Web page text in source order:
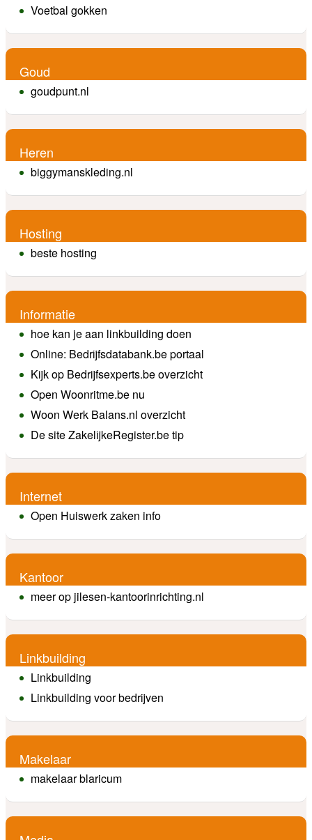
Voetbal gokken
Goud
goudpunt.nl
Heren
biggymanskleding.nl
Hosting
beste hosting
Informatie
hoe kan je aan linkbuilding doen
Online: Bedrijfsdatabank.be portaal
Kijk op Bedrijfsexperts.be overzicht
Open Woonritme.be nu
Woon Werk Balans.nl overzicht
De site ZakelijkeRegister.be tip
Internet
Open Huiswerk zaken info
Kantoor
meer op jilesen-kantoorinrichting.nl
Linkbuilding
Linkbuilding
Linkbuilding voor bedrijven
Makelaar
makelaar blaricum